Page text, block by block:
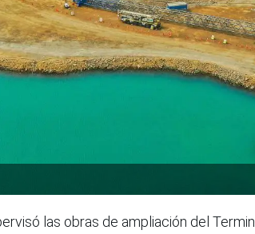
las obras de ampliación del